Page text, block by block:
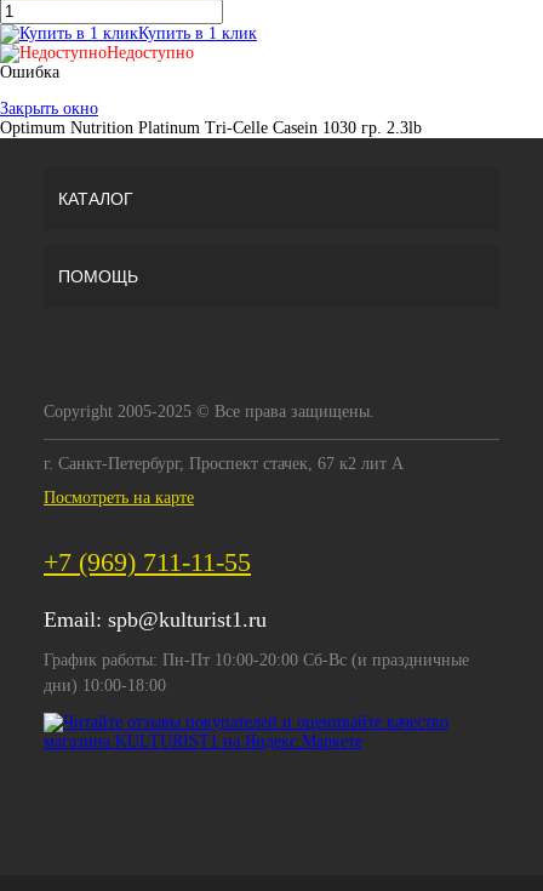
Купить в 1 клик
Недоступно
Ошибка
Закрыть окно
Optimum Nutrition Platinum Tri-Celle Casein 1030 гр. 2.3lb
КАТАЛОГ
ПОМОЩЬ
Copyright 2005-2025 © Все права защищены.
г. Санкт-Петербург, Проспект стачек, 67 к2 лит А
Посмотреть на карте
+7 (969) 711-11-55
Email: spb@kulturist1.ru
График работы: Пн-Пт 10:00-20:00 Сб-Вс (и праздничные
дни) 10:00-18:00